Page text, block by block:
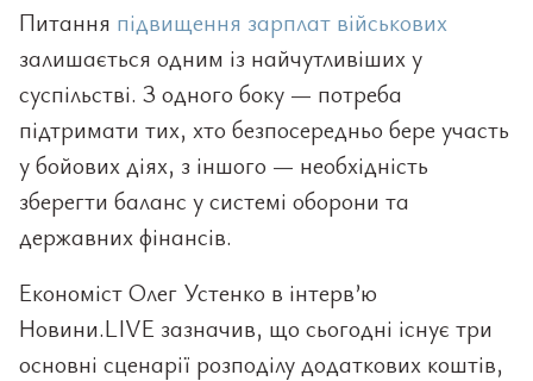
Питання підвищення зарплат військових
залишається одним із найчутливіших у
суспільстві. З одного боку — потреба
підтримати тих, хто безпосередньо бере участь
у бойових діях, з іншого — необхідність
зберегти баланс у системі оборони та
державних фінансів.
Економіст Олег Устенко в інтерв’ю
Новини.LIVE зазначив, що сьогодні існує три
основні сценарії розподілу додаткових коштів,